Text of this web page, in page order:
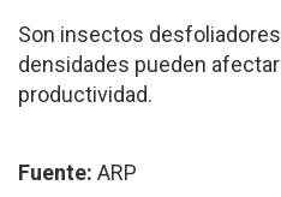
Son insectos
densidades pueden
productividad.
Fuente: ARP